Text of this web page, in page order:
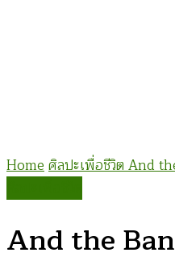
Homeศิลปะเพื่อชีวิตAnd
And the